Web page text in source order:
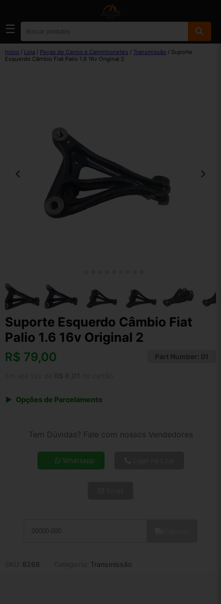
☰
Início / Loja / Peças de Carros e Caminhonetes / Transmissão / Suporte
Esquerdo Câmbio Fiat Palio 1.6 16v Original 2
Suporte Esquerdo Câmbio Fiat
Palio 1.6 16v Original 2
R$ 79,00 Part Number: 01
Opções de Parcelamento
4x de R$ 21,89
5x de R$ 17,74
10x de R$ 9,37
Tem Dúvidas? Fale com nossos Vendedores
Whatsapp
8268 Transmissão